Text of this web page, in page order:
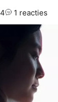
1 reacties